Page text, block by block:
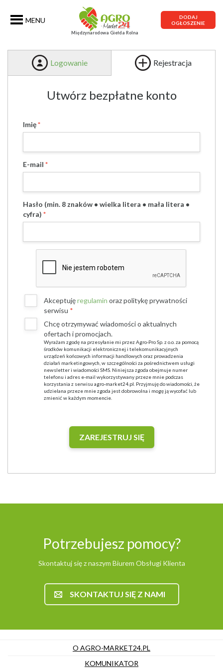
MENU
Międzynarodowa Giełda Rolna
DODAJ
OGŁOSZENIE
Logowanie Rejestracja
Utwórz bezpłatne konto
Imię
E-mail
Hasło (min. 8 znaków • wielka litera • mała litera •
cyfra)
Akceptujęregulamin oraz politykę prywatności
serwisu
Chcę otrzymywać wiadomości o aktualnych
ofertach i promocjach.
Wyrażam zgodę na przesyłanie mi przez Agro-Pro Sp. z o.o. za pomocą
środków komunikacji elektronicznej i telekomunikacyjnych
urządzeń końcowych informacji handlowych oraz prowadzenia
działań marketingowych, w szczególności za pośrednictwem usługi
newsletter i wiadomości SMS. Niniejsza zgoda obejmuje numer
telefonu i adres e-mail wykorzystywany przeze mnie podczas
korzystania z serwisu agro-market24.pl. Przyjmuję do wiadomości, że
udzielana przeze mnie zgoda jest dobrowolna i mogę ją wycofać lub
zmienić w każdym momencie.
Potrzebujesz pomocy?
Skontaktuj się z naszym Biurem Obsługi Klienta
SKONTAKTUJ SIĘ Z NAMI
O AGRO-MARKET24.PL
KOMUNIKATOR